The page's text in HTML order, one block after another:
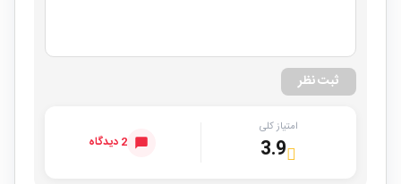
ثبت نظر
امتیاز کلی
3.9 2 دیدگاه